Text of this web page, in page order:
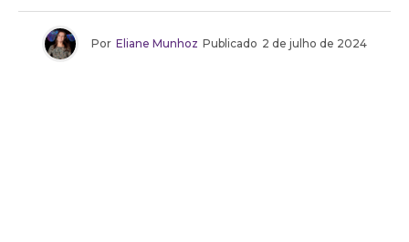
Por Eliane Munhoz Publicado 2 de julho de 2024